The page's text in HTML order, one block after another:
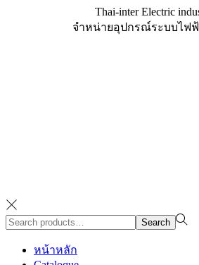
Thai-inter Electric
จำหน่ายอุปกรณ์ระบบไฟฟ้
Search
for:>
Search
หน้าหลัก